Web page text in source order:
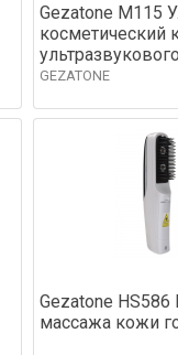
Gezatone M115
косметический
GEZATONE
Gezatone
массажа кожи